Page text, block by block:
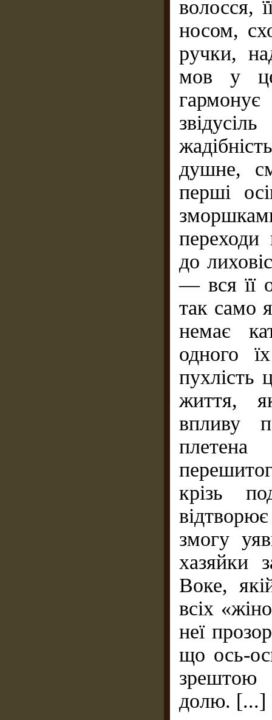
волосся,
носом,
ручки,
мов у
душне,
перші
переходи
до
— вся її
так само
немає
одного
пухлість
життя,
впливу
крізь
змогу
хазяйки
Воке,
всіх
неї
що ось-
зрештою
долю. [...]